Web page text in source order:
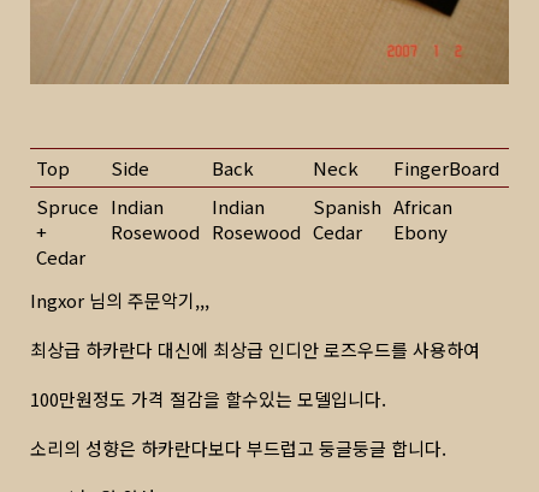
Top Side Back Neck FingerBoard
Spruce
+
Cedar
Indian
Rosewood
Indian
Rosewood
Spanish
Cedar
African
Ebony
Ingxor 님의 주문악기,,,
최상급 하카란다 대신에 최상급 인디안 로즈우드를 사용하여
100만원정도 가격 절감을 할수있는 모델입니다.
소리의 성향은 하카란다보다 부드럽고 둥글둥글 합니다.